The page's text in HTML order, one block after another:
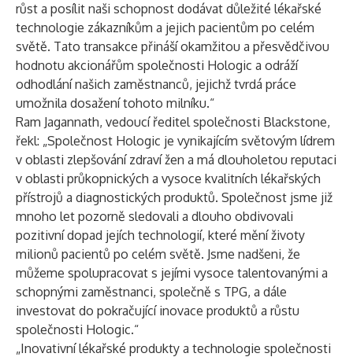
růst a posílit naši schopnost dodávat důležité lékařské
technologie zákazníkům a jejich pacientům po celém
světě. Tato transakce přináší okamžitou a přesvědčivou
hodnotu akcionářům společnosti Hologic a odráží
odhodlání našich zaměstnanců, jejichž tvrdá práce
umožnila dosažení tohoto milníku.“
Ram Jagannath, vedoucí ředitel společnosti Blackstone,
řekl: „Společnost Hologic je vynikajícím světovým lídrem
v oblasti zlepšování zdraví žen a má dlouholetou reputaci
v oblasti průkopnických a vysoce kvalitních lékařských
přístrojů a diagnostických produktů. Společnost jsme již
mnoho let pozorně sledovali a dlouho obdivovali
pozitivní dopad jejích technologií, které mění životy
milionů pacientů po celém světě. Jsme nadšeni, že
můžeme spolupracovat s jejími vysoce talentovanými a
schopnými zaměstnanci, společně s TPG, a dále
investovat do pokračující inovace produktů a růstu
společnosti Hologic.“
„Inovativní lékařské produkty a technologie společnosti